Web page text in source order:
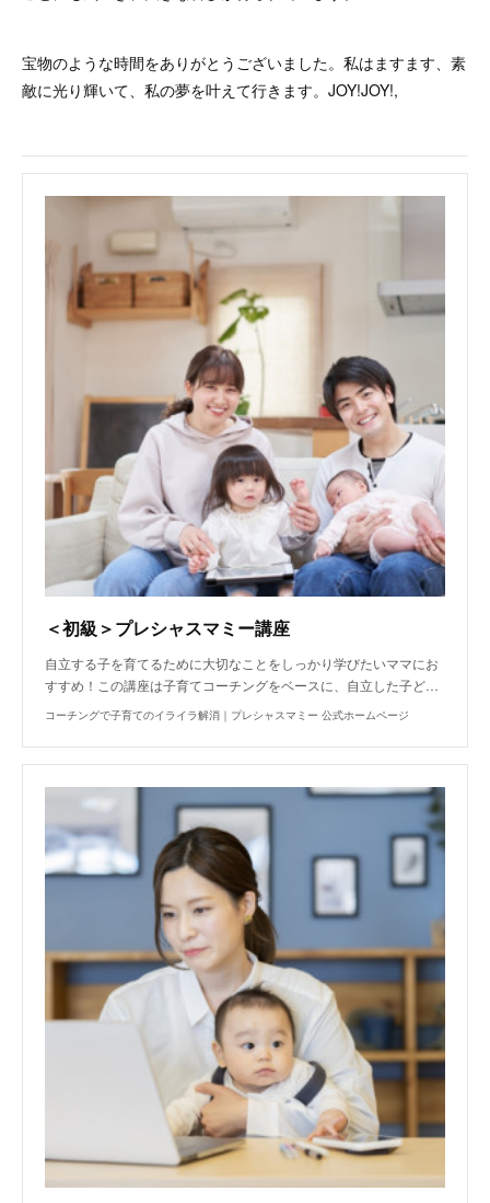
宝物のような時間をありがとうございました。私はますます、素
敵に光り輝いて、私の夢を叶えて行きます。JOY!JOY!,
＜初級＞プレシャスマミー講座
自立する子を育てるために大切なことをしっかり学びたいママにお
すすめ！この講座は子育てコーチングをベースに、自立した子ど…
コーチングで子育てのイライラ解消｜プレシャスマミー 公式ホームページ